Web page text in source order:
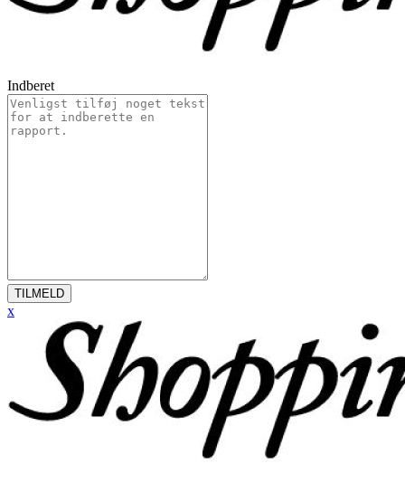
Indberet
TILMELD
x